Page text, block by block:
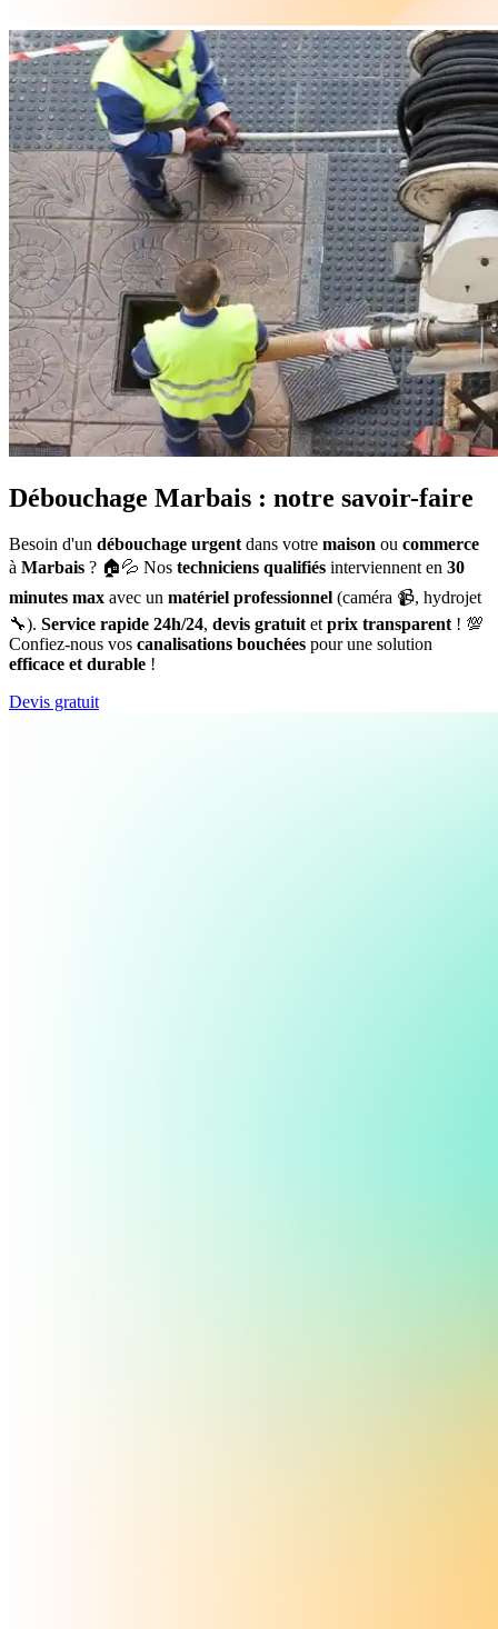
Débouchage Marbais : notre savoir-faire
Besoin d'un débouchage urgentdans votre maison ou commerce
à Marbais ? 🏠💦 Nos techniciens qualifiés interviennent en 30
minutes max avec un matériel professionnel (caméra 📹, hydrojet
🔧). Service rapide 24h/24, devis gratuitetprix transparent! 💯
Confiez-nous vos canalisations bouchées pour une solution
efficace et durable !
Devis gratuit